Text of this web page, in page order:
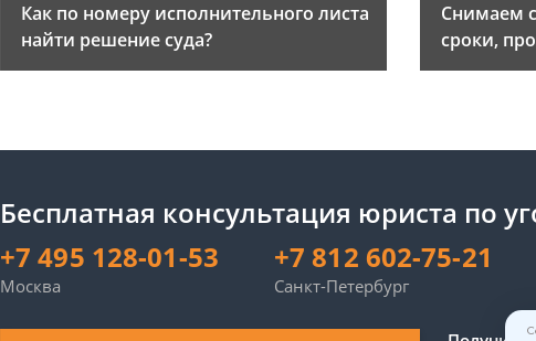
Как по номеру исполнительного листа
найти решение суда?
Снимаем
сроки,
Бесплатная консультация юриста по
+7 495 128-01-53
Москва
+7 812 602-75-21
Санкт-Петербург